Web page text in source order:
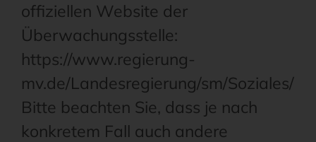
offiziellen Website der
Überwachungsstelle:
https://www.regierung-
mv.de/Landesregierung/sm/Soziales/
Bitte beachten Sie, dass je nach
konkretem Fall auch andere